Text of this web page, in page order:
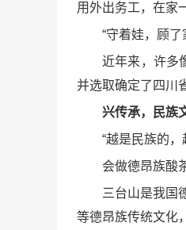
用外出务工，在家
“守着娃，顾
近年来，许多
并选取确定了四川
兴传承，民族
“越是民族的
会做德昂族酸
三台山是我国
等德昂族传统文化